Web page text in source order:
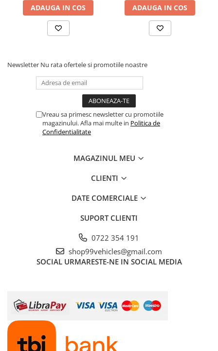
ADAUGA IN COS ADAUGA IN COS
Newsletter Nu rata ofertele si promotiile noastre
Vreau sa primesc newsletter cu promotiile
magazinului. Afla mai multe in Politica de
Confidentialitate
MAGAZINUL MEU
CLIENTI
DATE COMERCIALE
SUPORT CLIENTI
0722 354 191
shop99vehicles@gmail.com
SOCIAL URMARESTE-NE IN SOCIAL MEDIA